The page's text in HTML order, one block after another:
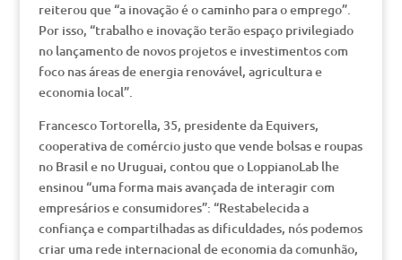
reiterou que “a inovação é o caminho para o emprego”.
Por isso, “trabalho e inovação terão espaço privilegiado
no lançamento de novos projetos e investimentos com
foco nas áreas de energia renovável, agricultura e
economia local”.
Francesco Tortorella, 35, presidente da Equivers,
cooperativa de comércio justo que vende bolsas e roupas
no Brasil e no Uruguai, contou que o LoppianoLab lhe
ensinou “uma forma mais avançada de interagir com
empresários e consumidores”: “Restabelecida a
confiança e compartilhadas as dificuldades, nós podemos
criar uma rede internacional de economia da comunhão,